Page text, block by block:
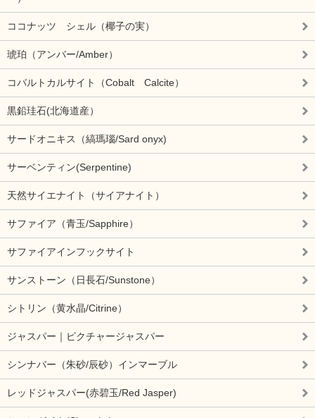
ココナッツ シェル（椰子の実）
琥珀（アンバー/Amber）
コバルトカルサイト（Cobalt Calcite）
黒鉛珪石(北海道産）
サードオニキス（縞瑪瑙/Sard onyx)
サーベンティン(Serpentine)
天然サイエナイト（サイアナイト）
サファイア（青玉/Sapphire）
サファイアインフックサイト
サンストーン（日長石/Sunstone）
シトリン（黄水晶/Citrine）
ジャスパー｜ピクチャージャスパー
シンナバー（朱砂/辰砂）インマーブル
レッドジャスパー(赤碧玉/Red Jasper)